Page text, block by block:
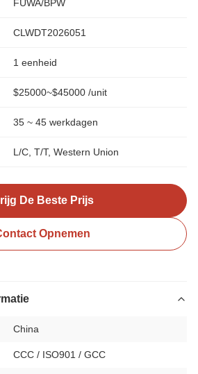
FUWA/BPW
CLWDT2026051
1 eenheid
$25000~$45000 /unit
35 ~ 45 werkdagen
L/C, T/T, Western Union
De Beste Prijs
Opnemen
China
CCC / ISO901 / GCC